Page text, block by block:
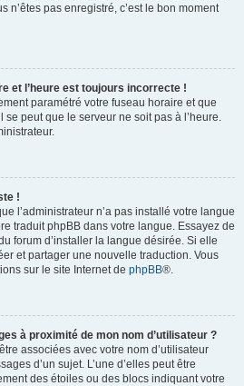
n’êtes pas enregistré, c’est le bon moment
et l’heure est toujours incorrecte !
paramétré votre fuseau horaire et que
se peut que le serveur ne soit pas à l’heure.
!
l’administrateur n’a pas installé votre langue
traduit phpBB dans votre langue. Essayez de
forum d’installer la langue désirée. Si elle
et partager une nouvelle traduction. Vous
sur le site Internet de phpBB®.
à proximité de mon nom d’utilisateur ?
associées avec votre nom d’utilisateur
d’un sujet. L’une d’elles peut être
des étoiles ou des blocs indiquant votre